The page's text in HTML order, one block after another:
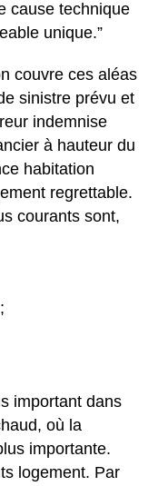
cause technique
unique.”
couvre ces aléas
sinistre prévu et
indemnise
à hauteur du
habitation
regrettable.
courants sont,
important dans
où la
importante.
logement. Par